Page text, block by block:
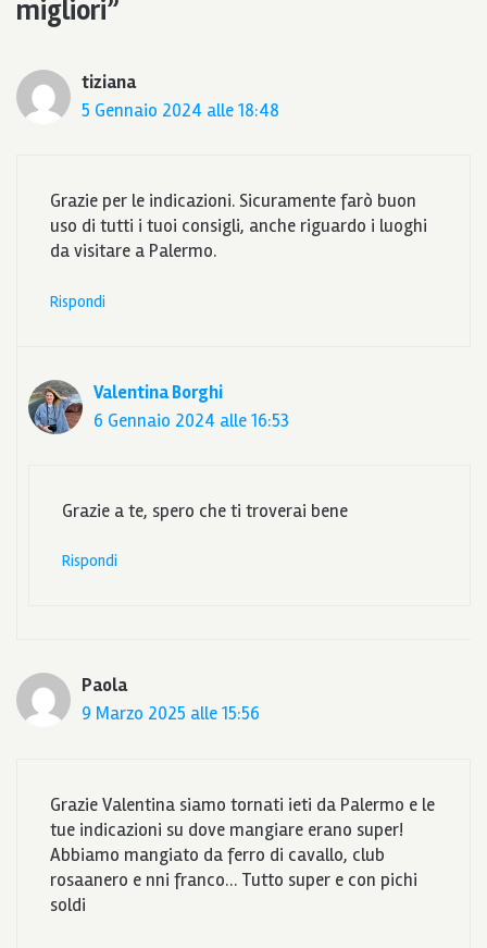
migliori”
tiziana
5 Gennaio 2024 alle 18:48
Grazie per le indicazioni. Sicuramente farò buon
uso di tutti i tuoi consigli, anche riguardo i luoghi
da visitare a Palermo.
Rispondi
Valentina Borghi
6 Gennaio 2024 alle 16:53
Grazie a te, spero che ti troverai bene
Rispondi
Paola
9 Marzo 2025 alle 15:56
Grazie Valentina siamo tornati ieti da Palermo e le
tue indicazioni su dove mangiare erano super!
Abbiamo mangiato da ferro di cavallo, club
rosaanero e nni franco… Tutto super e con pichi
soldi